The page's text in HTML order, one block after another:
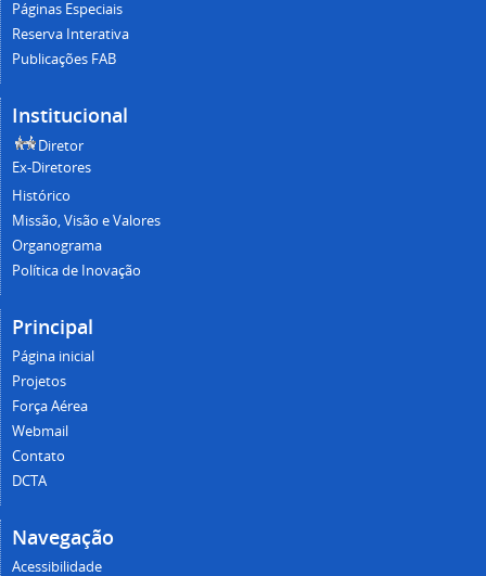
Páginas Especiais
Reserva Interativa
Publicações FAB
Institucional
Diretor
Ex-Diretores
Histórico
Missão, Visão e Valores
Organograma
Política de Inovação
Principal
Página inicial
Projetos
Força Aérea
Webmail
Contato
DCTA
Navegação
Acessibilidade